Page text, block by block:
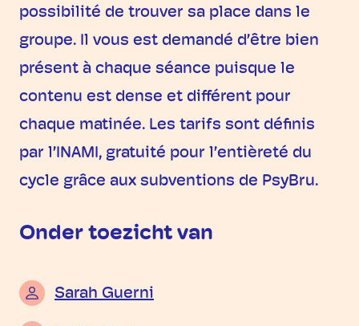
possibilité de trouver sa place dans le
groupe. Il vous est demandé d’être bien
présent à chaque séance puisque le
contenu est dense et différent pour
chaque matinée. Les tarifs sont définis
par l’INAMI, gratuité pour l’entièreté du
cycle grâce aux subventions de PsyBru.
Onder toezicht van
Sarah Guerni